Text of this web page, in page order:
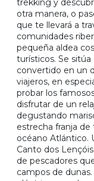
trekking y
otra manera, o
que te llevará a
comunidades
pequeña aldea
turísticos. Se
convertido en un
viajeros, en
probar los
disfrutar de un
degustando
estrecha franja
océano Atlántico.
Canto dos
de pescadores
campos de